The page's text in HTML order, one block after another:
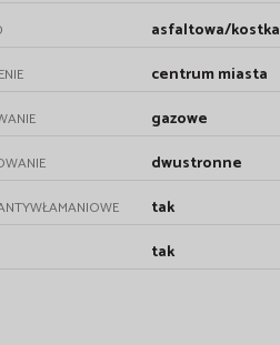
asfaltowa/kostka
centrum miasta
gazowe
dwustronne
tak
tak